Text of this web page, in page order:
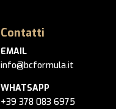
Contatti
EMAIL
info@bcformula.it
WHATSAPP
+39 378 083 6975